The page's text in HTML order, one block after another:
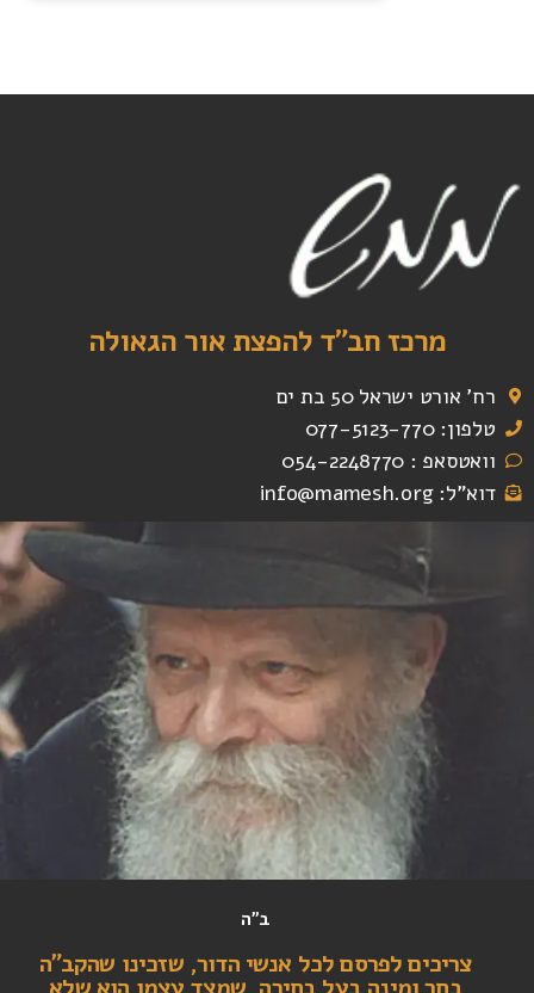
מרכז חב"ד להפצת אור הגאולה
רח' אורט ישראל 50 בת ים
טלפון: 077-5123-770
וואטסאפ : 054-2248770
דוא"ל: info@mamesh.org
ב"ה
צריכים לפרסם לכל אנשי הדור, שזכינו שהקב"ה